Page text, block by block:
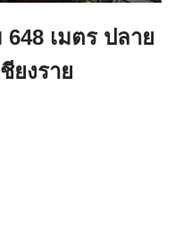
648 เมตร ปลาย
ยงราย